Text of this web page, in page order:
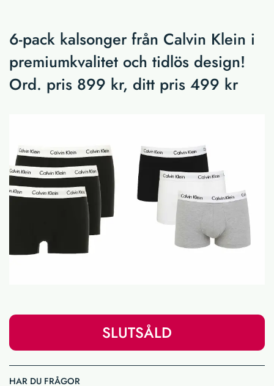
6-pack kalsonger från Calvin Klein i
premiumkvalitet och tidlös design!
Ord. pris 899 kr, ditt pris 499 kr
SLUTSÅLD
HAR DU FRÅGOR